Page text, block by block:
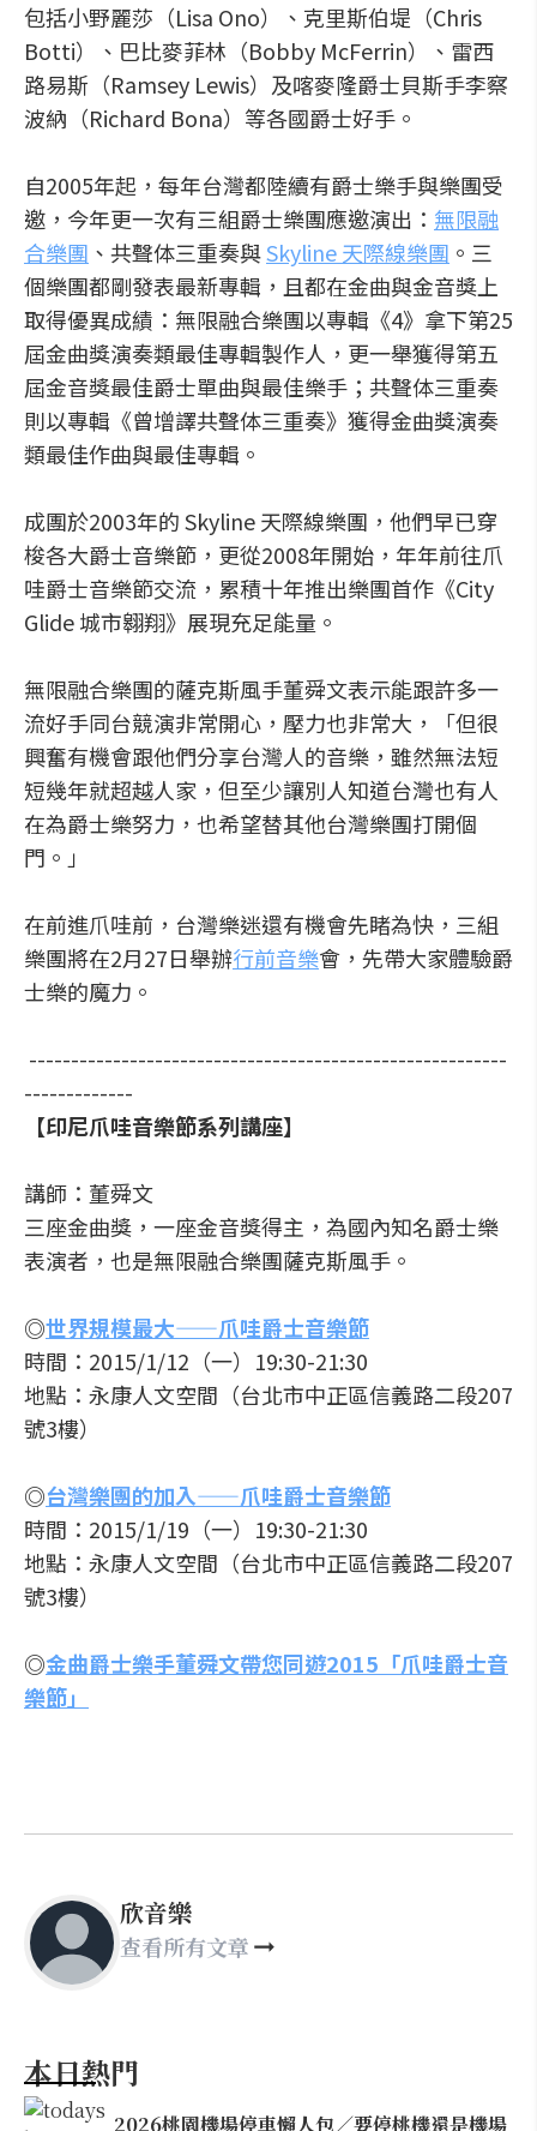
包括小野麗莎（Lisa Ono）、克里斯伯堤（Chris
Botti）、巴比麥菲林（Bobby McFerrin）、雷西
路易斯（Ramsey Lewis）及喀麥隆爵士貝斯手李察
波納（Richard Bona）等各國爵士好手。
自2005年起，每年台灣都陸續有爵士樂手與樂團受
邀，今年更一次有三組爵士樂團應邀演出： 無限融
合樂團 、共聲体三重奏與Skyline 天際線樂團 。三
個樂團都剛發表最新專輯，且都在金曲與金音獎上
取得優異成績：無限融合樂團以專輯《4》拿下第25
屆金曲獎演奏類最佳專輯製作人，更一舉獲得第五
屆金音獎最佳爵士單曲與最佳樂手；共聲体三重奏
則以專輯《曾增譯共聲体三重奏》獲得金曲獎演奏
類最佳作曲與最佳專輯。
成團於2003年的 Skyline 天際線樂團，他們早已穿
梭各大爵士音樂節，更從2008年開始，年年前往爪
哇爵士音樂節交流，累積十年推出樂團首作《City
Glide 城市翱翔》展現充足能量。
無限融合樂團的薩克斯風手董舜文表示能跟許多一
流好手同台競演非常開心，壓力也非常大，「但很
興奮有機會跟他們分享台灣人的音樂，雖然無法短
短幾年就超越人家，但至少讓別人知道台灣也有人
在為爵士樂努力，也希望替其他台灣樂團打開個
門。」
在前進爪哇前，台灣樂迷還有機會先睹為快，三組
樂團將在2月27日舉辦行前音樂會，先帶大家體驗爵
士樂的魔力。
---------------------------------------------------------
-------------
【印尼爪哇音樂節系列講座】
講師：董舜文
三座金曲獎，一座金音獎得主，為國內知名爵士樂
表演者，也是無限融合樂團薩克斯風手。
◎世界規模最大——爪哇爵士音樂節
時間：2015/1/12（一）19:30-21:30
地點：永康人文空間（台北市中正區信義路二段207
號3樓）
◎台灣樂團的加入——爪哇爵士音樂節
時間：2015/1/19（一）19:30-21:30
地點：永康人文空間（台北市中正區信義路二段207
號3樓）
◎金曲爵士樂手董舜文帶您同遊2015「爪哇爵士音
樂節」
欣音樂
查看所有文章
本日熱門
2026桃園機場停車懶人包／要停桃機還是機場